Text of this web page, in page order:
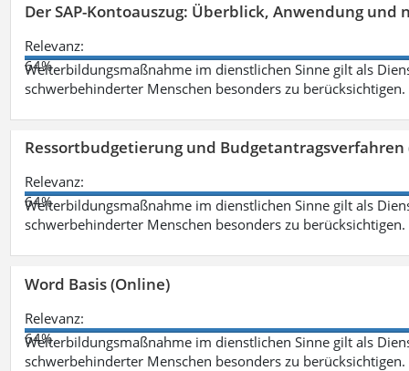
Der SAP-Kontoauszug: Überblick, Anwendung
Relevanz:
64%
Weiterbildungsmaßnahme im dienstlichen Sinne gilt als
schwerbehinderter Menschen besonders zu berücksichtigen.
Ressortbudgetierung und Budgetantragsverfahren
Relevanz:
64%
Weiterbildungsmaßnahme im dienstlichen Sinne gilt als
schwerbehinderter Menschen besonders zu berücksichtigen.
Word Basis (Online)
Relevanz:
64%
Weiterbildungsmaßnahme im dienstlichen Sinne gilt als
schwerbehinderter Menschen besonders zu berücksichtigen.